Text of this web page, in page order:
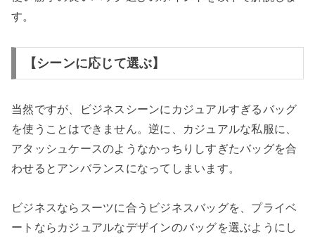
す。
【シーンに応じて選ぶ】
当然ですが、ビジネスシーンにカジュアルすぎるバッグ
を使うことはできません。逆に、カジュアルな私服に、
アタッシュケースのようなかっちりしすぎたバッグを合
わせるとアンバランスになってしまいます。
ビジネスならスーツに合うビジネスバッグを、プライベ
ートならカジュアルなデザインのバッグを選ぶようにし